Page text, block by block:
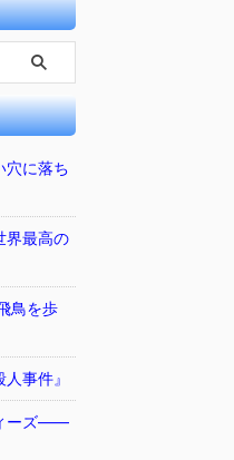
穴に落ち
界最高の
鳥を歩
事件』
ーズ――